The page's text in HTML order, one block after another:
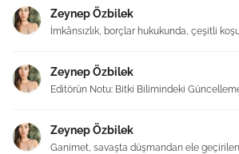
Zeynep Özbilek
İmkânsızlık, borçlar hukukunda, çeşitli
Zeynep Özbilek
Editörün Notu: Bitki Bilimindeki
Zeynep Özbilek
Ganimet, savaşta düşmandan ele